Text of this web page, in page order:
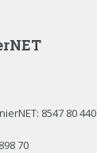
8547 80 440
70